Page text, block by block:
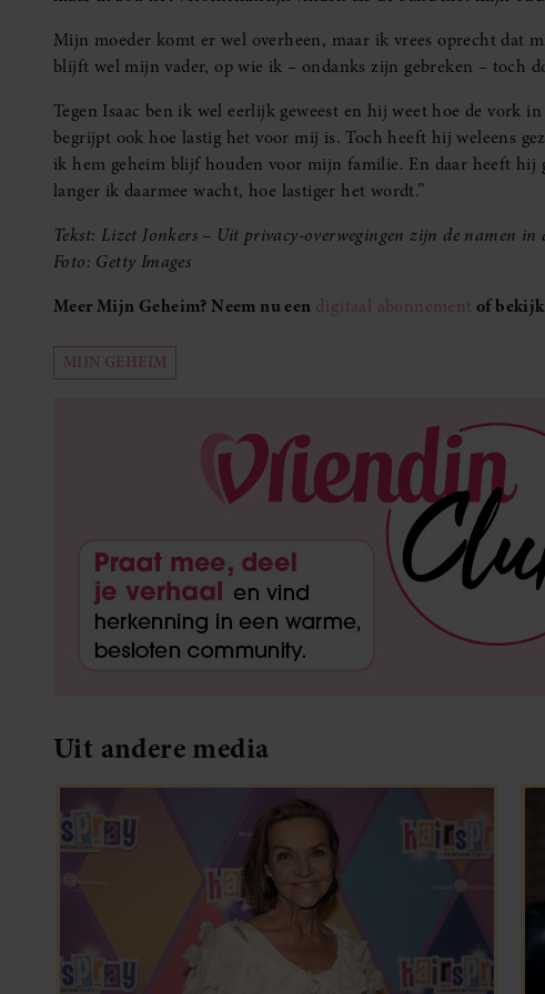
Mijn moeder komt er wel overheen, maar ik vrees oprecht dat
blijft wel mijn vader, op wie ik – ondanks zijn gebreken – toch
Tegen Isaac ben ik wel eerlijk geweest en hij weet hoe de
begrijpt ook hoe lastig het voor mij is. Toch heeft hij weleens
ik hem geheim blijf houden voor mijn familie. En daar heeft hij
langer ik daarmee wacht, hoe lastiger het wordt.”
Tekst: Lizet Jonkers – Uit privacy-overwegingen zijn de namen in
Foto: Getty Images
Meer Mijn Geheim? Neem nu een digitaal abonnement of
MIJN GEHEIM
Uit andere media